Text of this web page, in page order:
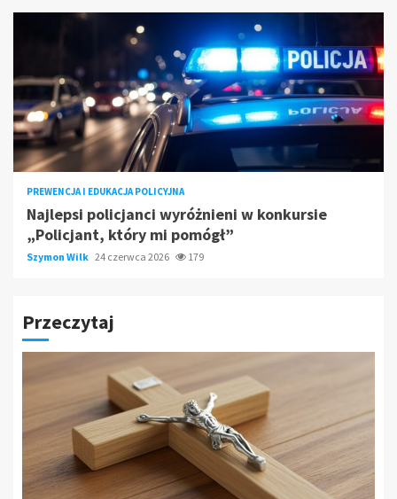
PREWENCJA I EDUKACJA POLICYJNA
Najlepsi policjanci wyróżnieni w konkursie
„Policjant, który mi pomógł”
Szymon Wilk 24 czerwca 2026 179
Przeczytaj